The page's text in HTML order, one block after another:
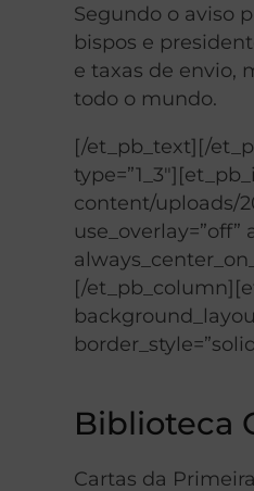
Segundo o aviso
bispos e
e taxas de envio,
todo o mundo.
[/et_pb_text][/
content/uploads/
[/
Biblioteca
Cartas da